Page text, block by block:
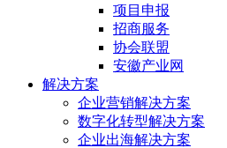
项目申报
招商服务
协会联盟
安徽产业网
解决方案
企业营销解决方案
数字化转型解决方案
企业出海解决方案